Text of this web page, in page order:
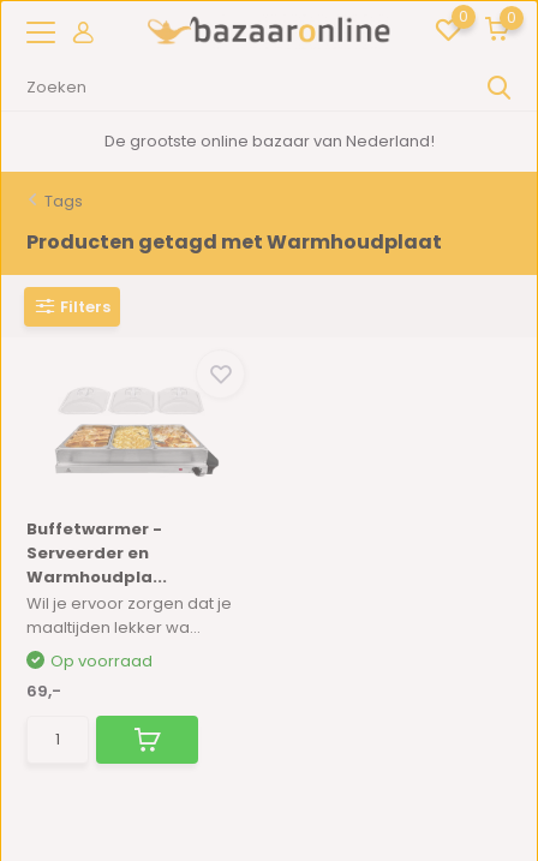
0 0
De grootste online bazaar van Nederland!
Tags
Producten getagd met Warmhoudplaat
Filters
Buffetwarmer -
Serveerder en
Warmhoudpla...
Wil je ervoor zorgen dat je
maaltijden lekker wa...
Op voorraad
69,-